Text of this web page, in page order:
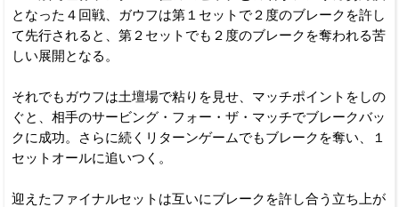
となった４回戦、ガウフは第１セットで２度のブレークを許し
て先行されると、第２セットでも２度のブレークを奪われる苦
しい展開となる。
それでもガウフは土壇場で粘りを見せ、マッチポイントをしの
ぐと、相手のサービング・フォー・ザ・マッチでブレークバッ
クに成功。さらに続くリターンゲームでもブレークを奪い、１
セットオールに追いつく。
迎えたファイナルセットは互いにブレークを許し合う立ち上が